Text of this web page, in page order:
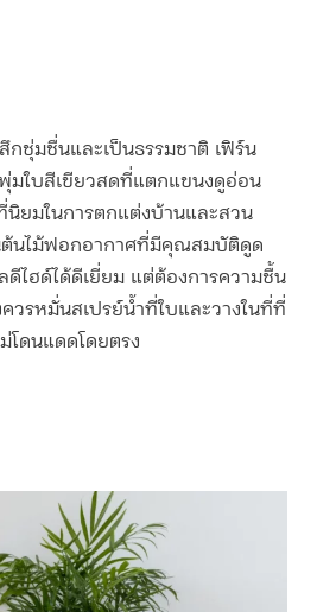
กชุ่มชื่นและเป็นธรรมชาติ เฟิร์น
ใบสีเขียวสดที่แตกแขนงดูอ่อน
นิยมในการตกแต่งบ้านและสวน
ต้นไม้ฟอกอากาศที่มีคุณสมบัติดูด
ไฮด์ได้ดีเยี่ยม แต่ต้องการความชื้น
วรหมั่นสเปรย์น้ำที่ใบและวางในที่ที่
โดนแดดโดยตรง